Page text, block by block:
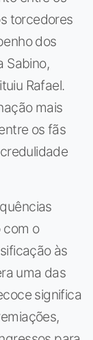
torcedores
dos
Sabino,
Rafael.
mais
os fãs
com o
às
uma das
significa